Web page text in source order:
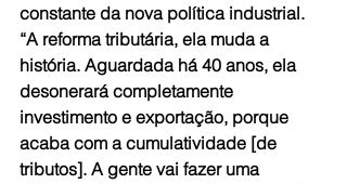
constante da nova política industrial.
“A reforma tributária, ela muda a
história. Aguardada há 40 anos, ela
desonerará completamente
investimento e exportação, porque
acaba com a cumulatividade [de
tributos]. A gente vai fazer uma